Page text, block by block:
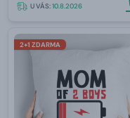
U VÁS:10.8.2026
2+1 ZDARMA